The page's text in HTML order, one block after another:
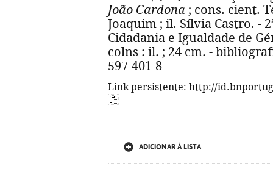
João Cardona ; cons. cient.
Joaquim ; il. Sílvia Castro. -
Cidadania e Igualdade de
colns : il. ; 24 cm. -
597-401-8
Link persistente: http://
ADICIONAR À LISTA